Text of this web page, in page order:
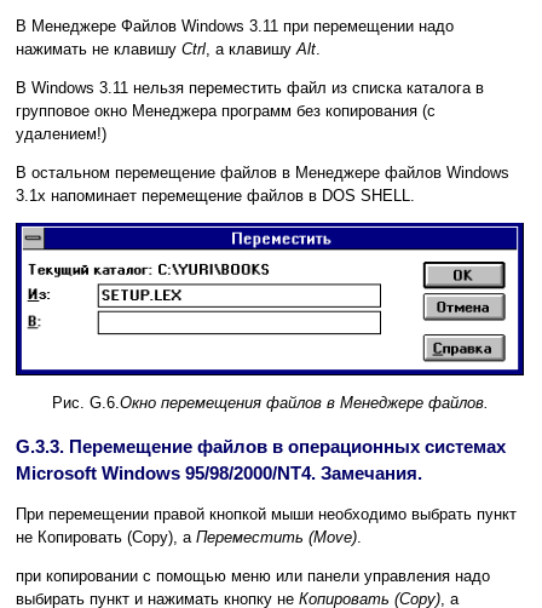
В Менеджере Файлов Windows 3.11 при перемещении надо
нажимать не клавишу Ctrl , а клавишу Alt
В Windows 3.11 нельзя переместить файл из списка каталога в
групповое окно Менеджера программ без копирования (с
удалением!)
В остальном перемещение файлов в Менеджере файлов Windows
3.1x напоминает перемещение файлов в DOS SHELL.
Рис. G.6. Окно перемещения файлов в Менеджере файлов.
G.3.3. Перемещение файлов в операционных системах
Microsoft Windows 95/98/2000/NT4. Замечания.
При перемещении правой кнопкой мыши необходимо выбрать пункт
не Копировать (Copy), а Переместить (Move)
при копировании с помощью меню или панели управления надо
выбирать пункт и нажимать кнопку не Копировать (Copy) , а